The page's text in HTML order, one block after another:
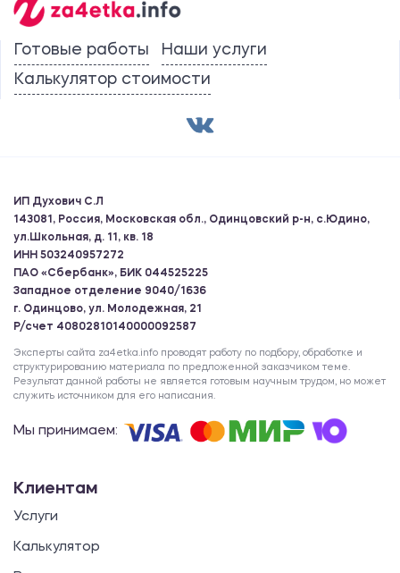
Готовые работы
Наши услуги
Калькулятор стоимости
ИП Духович С.Л
143081, Россия, Московская обл., Одинцовский р-н, с.Юдино,
ул.Школьная, д. 11, кв. 18
ИНН 503240957272
ПАО «Сбербанк», БИК 044525225
Западное отделение 9040/1636
г. Одинцово, ул. Молодежная, 21
Р/счет 40802810140000092587
Эксперты сайта za4etka.info проводят работу по подбору, обработке и
структурированию материала по предложенной заказчиком теме.
Результат данной работы не является готовым научным трудом, но может
служить источником для его написания.
Мы принимаем:
Клиентам
Услуги
Калькулятор